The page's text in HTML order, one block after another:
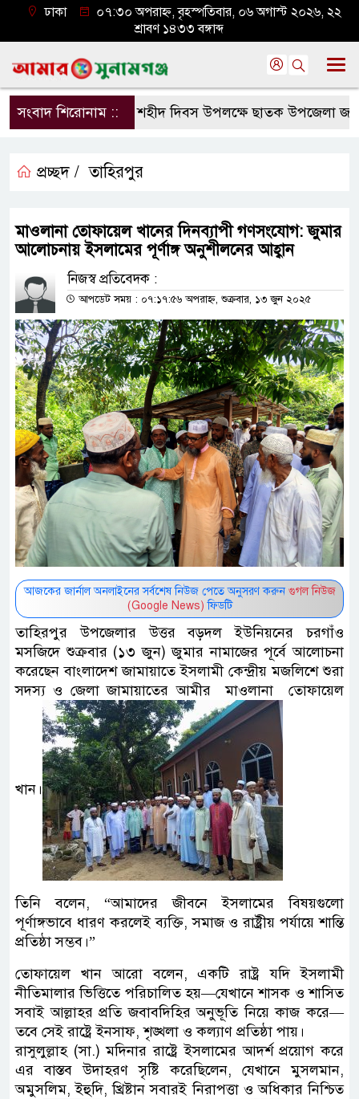
ঢাকা
০৭:৩০ অপরাহ্ন, বৃহস্পতিবার, ০৬ অগাস্ট ২০২৬, ২২
শ্রাবণ ১৪৩৩ বঙ্গাব্দ
সংবাদ শিরোনাম ::জুলাই শহীদ দিবস উপলক্ষে ছাতক উপজেলা
প্রচ্ছদ / তাহিরপুর
মাওলানা তোফায়েল খানের দিনব্যাপী গণসংযোগ: জুমার
আলোচনায় ইসলামের পূর্ণাঙ্গ অনুশীলনের আহ্বান
নিজস্ব প্রতিবেদক :
আপডেট সময় : ০৭:১৭:৫৬ অপরাহ্ন, শুক্রবার, ১৩ জুন ২০২৫
আজকের জার্নাল অনলাইনের সর্বশেষ নিউজ পেতে অনুসরণ করুন গুগল নিউজ
(Google News) ফিডটি
তাহিরপুর উপজেলার উত্তর বড়দল ইউনিয়নের চরগাঁও
মসজিদে শুক্রবার (১৩ জুন) জুমার নামাজের পূর্বে আলোচনা
করেছেন বাংলাদেশ জামায়াতে ইসলামী কেন্দ্রীয় মজলিশে শুরা
সদস্য ও জেলা জামায়াতের আমীর মাওলানা তোফায়েল
খান।
তিনি বলেন, “আমাদের জীবনে ইসলামের বিষয়গুলো
পূর্ণাঙ্গভাবে ধারণ করলেই ব্যক্তি, সমাজ ও রাষ্ট্রীয় পর্যায়ে শান্তি
প্রতিষ্ঠা সম্ভব।”
তোফায়েল খান আরো বলেন, একটি রাষ্ট্র যদি ইসলামী
নীতিমালার ভিত্তিতে পরিচালিত হয়—যেখানে শাসক ও শাসিত
সবাই আল্লাহর প্রতি জবাবদিহির অনুভূতি নিয়ে কাজ করে—
তবে সেই রাষ্ট্রে ইনসাফ, শৃঙ্খলা ও কল্যাণ প্রতিষ্ঠা পায়।
রাসুলুল্লাহ (সা.) মদিনার রাষ্ট্রে ইসলামের আদর্শ প্রয়োগ করে
এর বাস্তব উদাহরণ সৃষ্টি করেছিলেন, যেখানে মুসলমান,
অমুসলিম, ইহুদি, খ্রিষ্টান সবারই নিরাপত্তা ও অধিকার নিশ্চিত